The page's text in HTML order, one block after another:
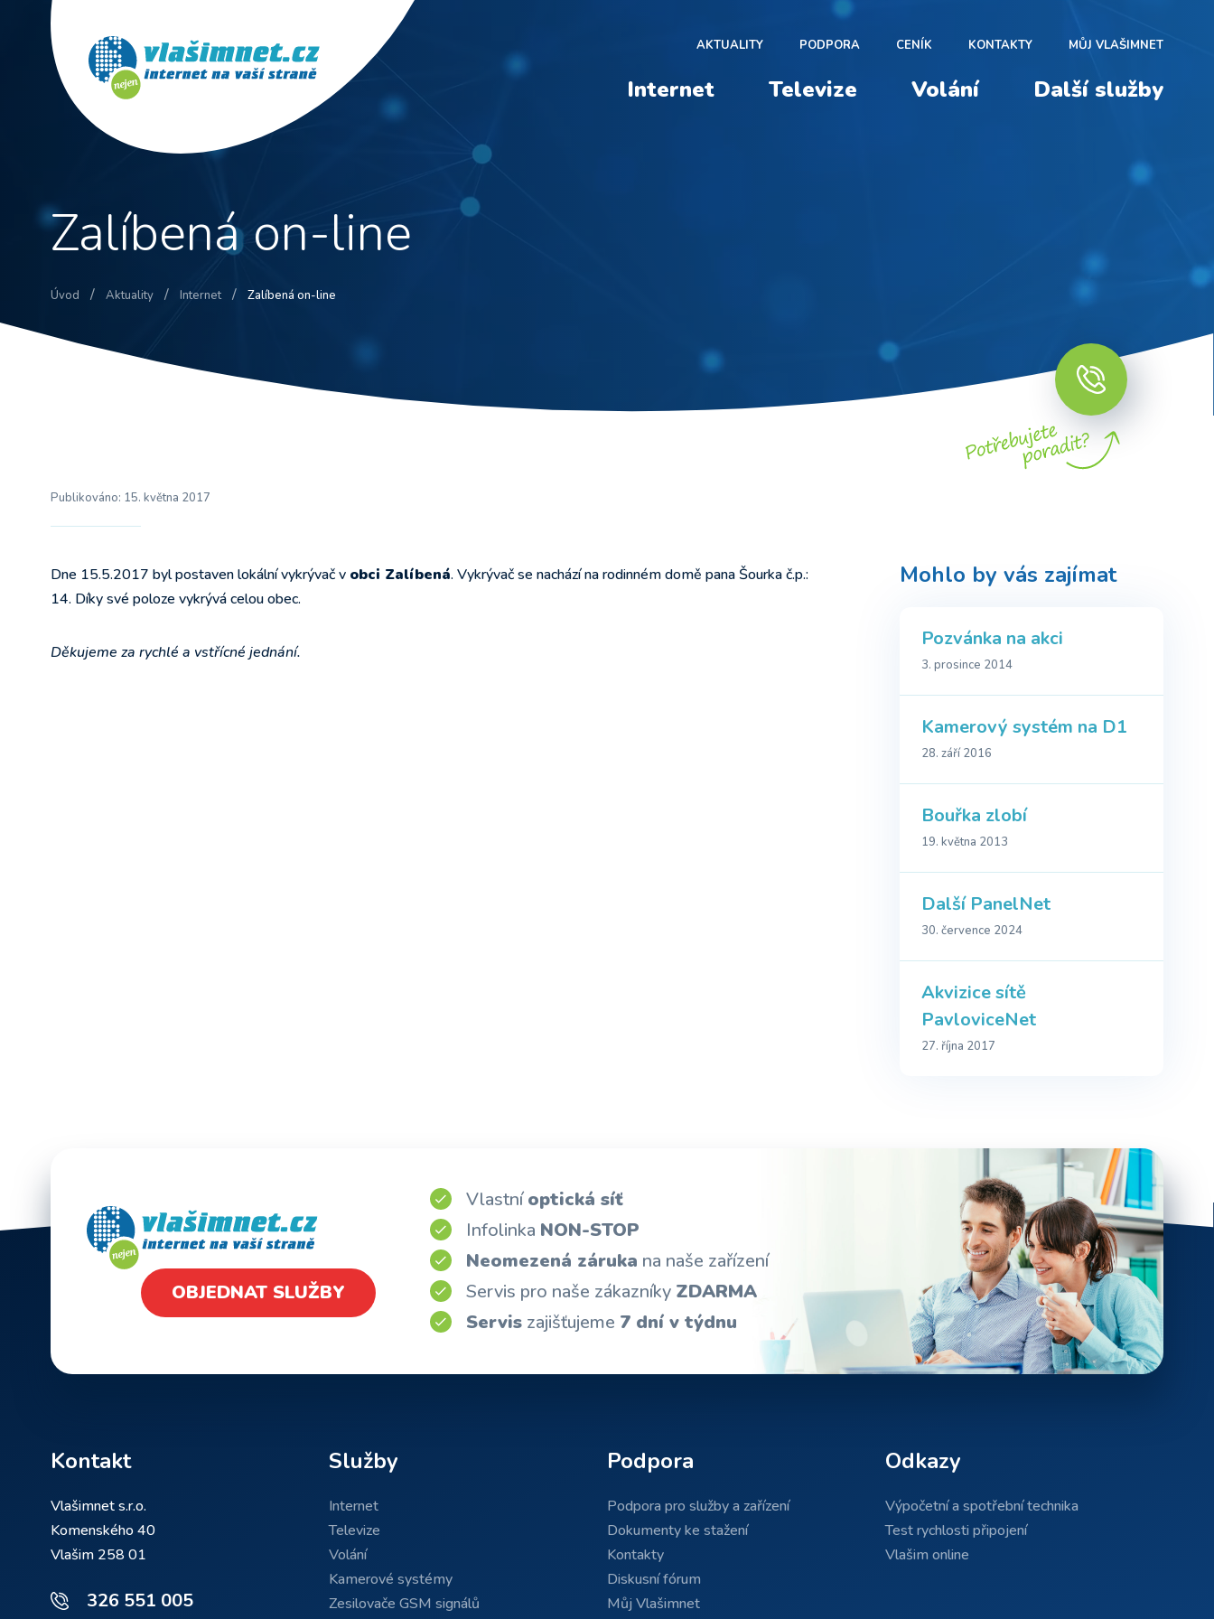
AKTUALITY PODPORA CENÍK KONTAKTY MŮJ VLAŠIMNET
Internet Televize Volání Další služby
Zalíbená on-line
Úvod / Aktuality / Internet / Zalíbená on-line
Publikováno: 15. května 2017
Dne 15.5.2017 byl postaven lokální vykrývač v obci Zalíbená. Vykrývač se nachází na rodinném domě pana Šourka č.p.:
14. Díky své poloze vykrývá celou obec.
Děkujeme za rychlé a vstřícné jednání.
Mohlo by vás zajímat
Pozvánka na akci
3. prosince 2014
Kamerový systém na D1
28. září 2016
Bouřka zlobí
19. května 2013
Další PanelNet
30. července 2024
Akvizice sítě
PavloviceNet
27. října 2017
OBJEDNAT SLUŽBY
Vlastníoptická síť
Infolinka NON-STOP
Neomezená záruka na naše zařízení
Servis pro naše zákazníky ZDARMA
Servis zajišťujeme 7 dní v týdnu
Kontakt
Vlašimnet s.r.o.
Komenského 40
Vlašim 258 01
326 551 005
Služby
Internet
Televize
Volání
Kamerové systémy
Zesilovače GSM signálů
Podpora
Podpora pro služby a zařízení
Dokumenty ke stažení
Kontakty
Diskusní fórum
Můj Vlašimnet
Odkazy
Výpočetní a spotřební technika
Test rychlosti připojení
Vlašim online